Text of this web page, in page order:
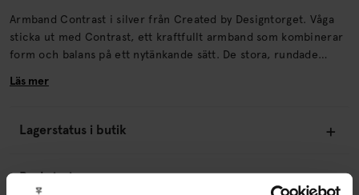
Armband Contrast i silver från Created by Designtorget. Våga
sticka ut med Contrast, ett kraftfullt armband som kombinerar
form och balans på ett nytänkande sätt. De stora, rundade
tillsammans skapar ett spännande uttryck med tydlig kontrast.
Läs mer
Lagerstatus i butik
Beskrivning